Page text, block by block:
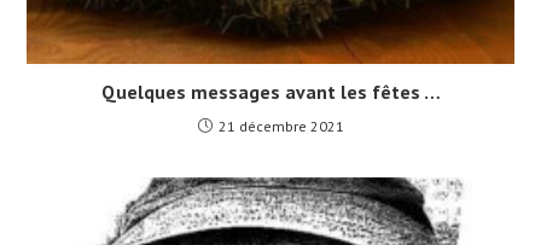
Quelques messages avant les fêtes …
21 décembre 2021